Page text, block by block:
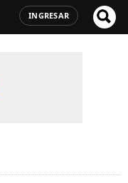
INGRESAR